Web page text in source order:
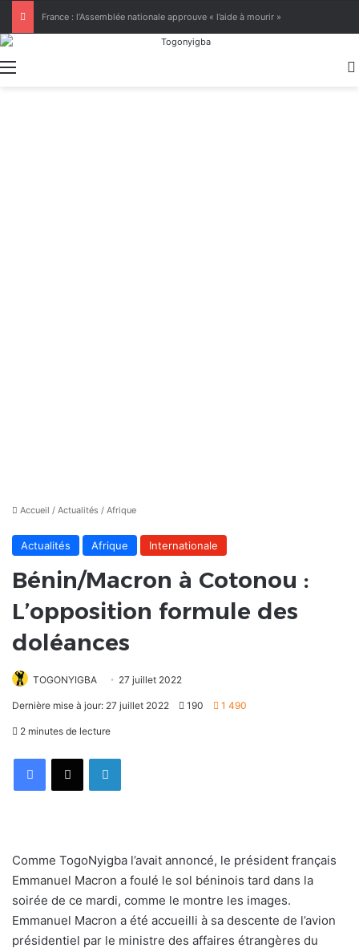
Menu
Accueil / Actualités / Afrique
Actualités Afrique Internationale
Bénin/Macron à Cotonou :
L’opposition formule des
doléances
TOGONYIGBA 27 juillet 2022
Dernière mise à jour: 27 juillet 2022 190 1 490
2 minutes de lecture
FacebookX Linkedin
Comme TogoNyigba l’avait annoncé, le président français
Emmanuel Macron a foulé le sol béninois tard dans la
soirée de ce mardi, comme le montre les images.
Emmanuel Macron a été accueilli à sa descente de l’avion
présidentiel par le ministre des affaires étrangères du